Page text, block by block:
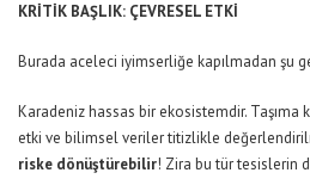
KRİTİK BAŞLIK: ÇEVRESEL ETKİ
Burada aceleci iyimserliğe kapılmadan şu
Karadeniz hassas bir ekosistemdir. Taşıma
etki ve bilimsel veriler titizlikle
riske dönüştürebilir! Zira bu tür tesislerin